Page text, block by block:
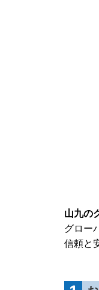
山九の
グロー
信頼と